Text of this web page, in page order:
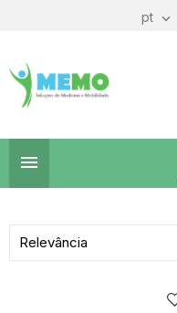
pt 

Relevância